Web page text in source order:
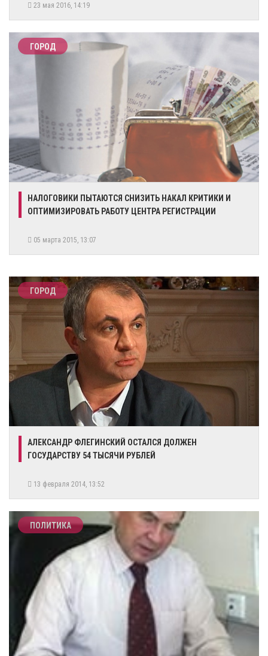
23 мая 2016, 14:19
ГОРОД
НАЛОГОВИКИ ПЫТАЮТСЯ СНИЗИТЬ НАКАЛ КРИТИКИ И
ОПТИМИЗИРОВАТЬ РАБОТУ ЦЕНТРА РЕГИСТРАЦИИ
05 марта 2015, 13:07
ГОРОД
АЛЕКСАНДР ФЛЕГИНСКИЙ ОСТАЛСЯ ДОЛЖЕН
ГОСУДАРСТВУ 54 ТЫСЯЧИ РУБЛЕЙ
13 февраля 2014, 13:52
ПОЛИТИКА